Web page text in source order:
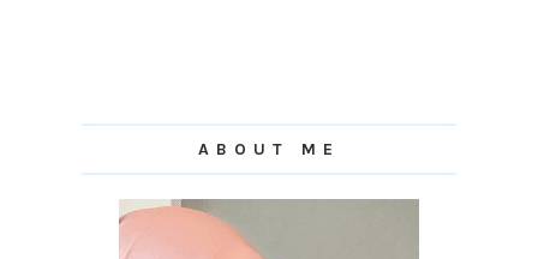
ABOUT ME